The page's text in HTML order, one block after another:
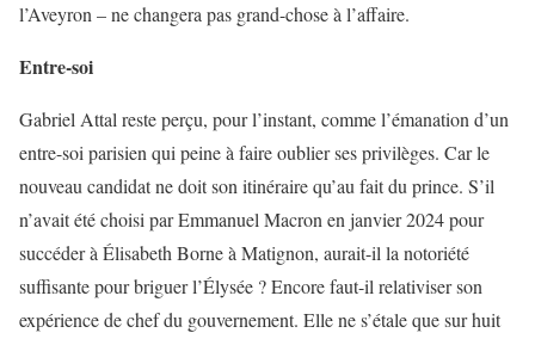
l’Aveyron – ne changera pas grand-chose à l’affaire.
Entre-soi
Gabriel Attal reste perçu, pour l’instant, comme l’émanation d’un
entre-soi parisien qui peine à faire oublier ses privilèges. Car le
nouveau candidat ne doit son itinéraire qu’au fait du prince. S’il
n’avait été choisi par Emmanuel Macron en janvier 2024 pour
succéder à Élisabeth Borne à Matignon, aurait-il la notoriété
suffisante pour briguer l’Élysée ? Encore faut-il relativiser son
expérience de chef du gouvernement. Elle ne s’étale que sur huit